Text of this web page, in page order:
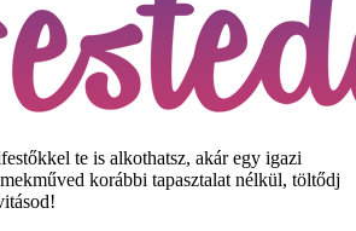
te is alkothatsz, akár egy igazi
korábbi tapasztalat nélkül, töltődj